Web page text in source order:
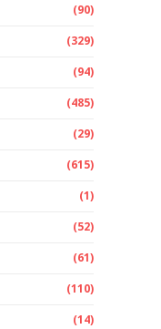
(90)
(329)
(94)
(485)
(29)
(615)
(1)
(52)
(61)
(110)
(14)